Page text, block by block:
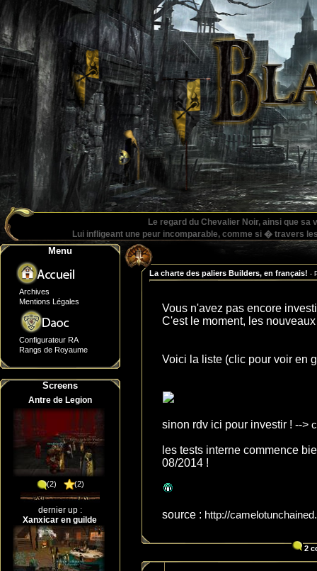
Le regard du Chevalier Noir, ainsi que
Lui infligeant une peur incomparable, comme si � travers
Menu
Archives
Mentions Légales
Configurateur RA
Rangs de Royaume
Screens
Antre de Legion
(2) (2)
dernier up :
Xanxicar en guilde
La charte des paliers Builders, en français! -
Vous n'avez pas encore
C'est le moment, les
Voici la liste (clic pour voir en
sinon rdv ici pour investir ! -->
les tests interne commence
08/2014 !
source : http://
2